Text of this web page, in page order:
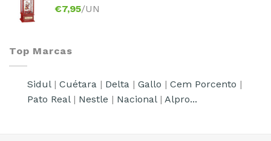
€7,95/UN
Top Marcas
Sidul| Cuétara | Delta | Gallo | Cem Porcento |
Pato Real| Nestle | Nacional| Alpro...